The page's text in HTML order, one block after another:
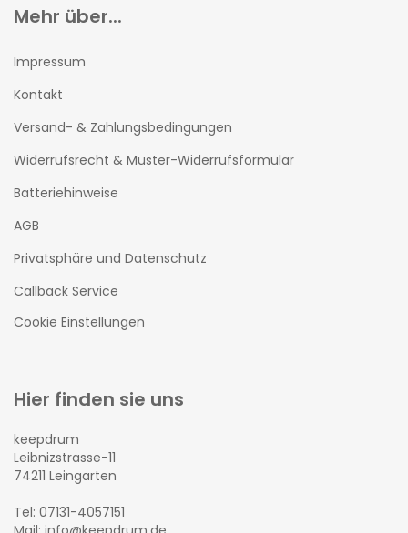
Mehr über...
Impressum
Kontakt
Versand- & Zahlungsbedingungen
Widerrufsrecht & Muster-Widerrufsformular
Batteriehinweise
AGB
Privatsphäre und Datenschutz
Callback Service
Cookie Einstellungen
Hier finden sie uns
keepdrum
Leibnizstrasse-11
74211 Leingarten
Tel: 07131-4057151